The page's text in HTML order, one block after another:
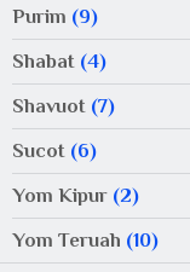
Purim (9)
Shabat(4)
Shavuot(7)
Sucot(6)
Yom Kipur(2)
Yom Teruah (10)